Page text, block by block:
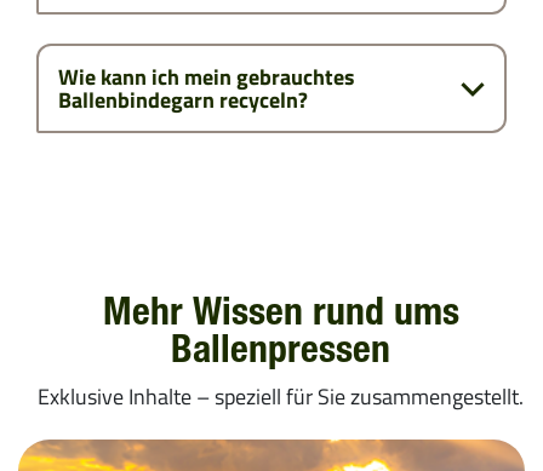
SLOWENIEN
ZYPERN
TCHECHIEN
LETTLAND
LITAUEN
SLOWAKAI
Wie kann ich mein gebrauchtes
Ballenbindegarn recyceln?
Mehr Wissen rund ums
Ballenpressen
Exklusive Inhalte – speziell für Sie zusammengestellt.